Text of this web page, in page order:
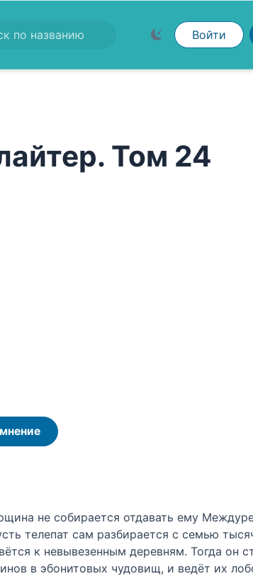
Войти
Том 24
не собирается отдавать ему
телепат сам разбирается с семью
к невывезенным деревням. Тогда он
в эбонитовых чудовищ, и ведёт их